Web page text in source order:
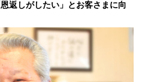
返しがしたい」とお客さまに向